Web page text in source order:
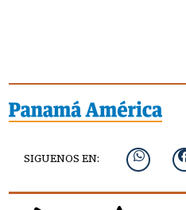
SIGUENOS EN: